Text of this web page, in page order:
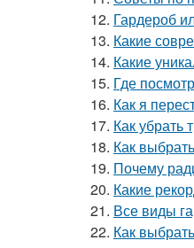
12. Гардероб
13. Какие
14. Какие
15. Где
16. Как я
17. Как убрать
18. Как
19. Почему
20. Какие
21. Все виды
22. Как